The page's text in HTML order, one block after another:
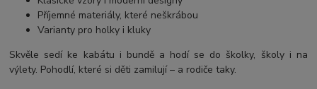
Příjemné materiály, které neškrábou
Varianty pro holky i kluky
Skvěle sedí ke kabátu i bundě a hodí se do školky, školy i na
výlety. Pohodlí, které si děti zamilují – a rodiče taky.